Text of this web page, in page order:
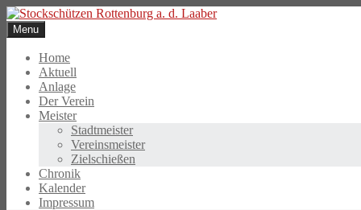
Skip
to
content
Menu
Home
Aktuell
Anlage
Der Verein
Meister
Stadtmeister
Vereinsmeister
Zielschießen
Chronik
Kalender
Impressum